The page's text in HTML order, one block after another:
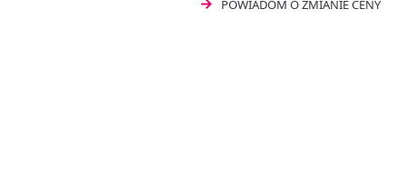
POWIADOM O ZMIANIE CENY